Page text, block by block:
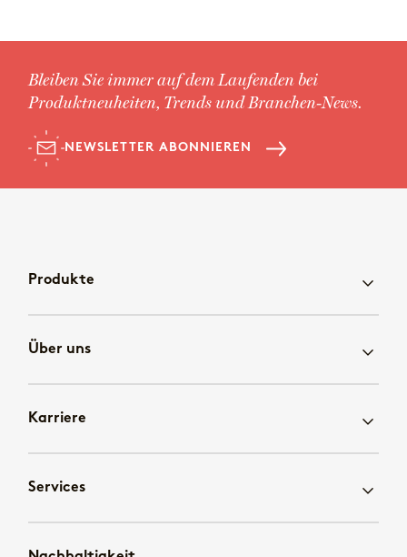
Bleiben Sie immer auf dem Laufenden bei
Produktneuheiten, Trends und Branchen-News.
NEWSLETTER ABONNIEREN
Produkte
Über uns
Karriere
Services